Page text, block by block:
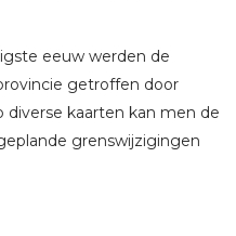
eeuw werden de
getroffen door
diverse kaarten kan men de
grenswijzigingen